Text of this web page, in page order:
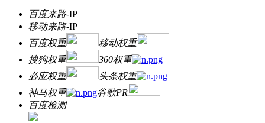
百度来路-IP
移动来路-IP
百度权重
移动权重
搜狗权重
360权重
必应权重
头条权重
神马权重
谷歌PR
百度检测